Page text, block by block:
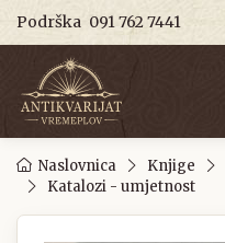
Podrška 091 762 7441
Naslovnica Knjige
Katalozi - umjetnost